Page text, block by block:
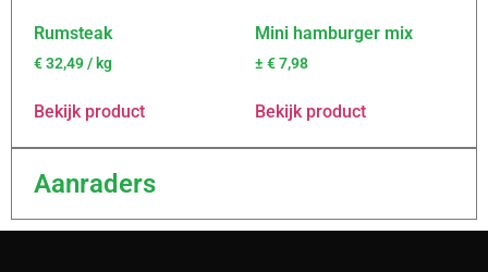
Rumsteak
€32,49/ kg
Bekijk product
Mini hamburger mix
± €7,98
Bekijk product
Aanraders